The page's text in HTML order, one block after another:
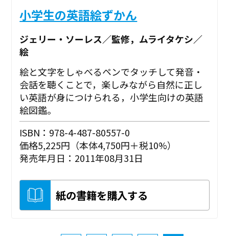
小学生の英語絵ずかん
ジェリー・ソーレス／監修，ムライタケシ／
絵
絵と文字をしゃべるペンでタッチして発音・
会話を聴くことで，楽しみながら自然に正し
い英語が身につけられる，小学生向けの英語
絵図鑑。
ISBN：978-4-487-80557-0
価格5,225円（本体4,750円＋税10%）
発売年月日：2011年08月31日
紙の書籍を購入する